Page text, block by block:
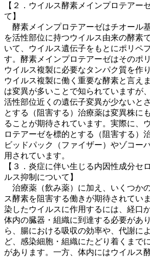
【２．ウイルス酵素メインプロテアー
て】
酵素メインプロテアーゼはチオール
を活性部位に持つウイルス由来の酵素
いて、ウイルス遺伝子をもとにポリペ
す。酵素メインプロテアーゼはそのポ
ウイルス複製に必要なタンパク質を作
ウイルス複製に働く重要な酵素と言え
は変異が多いことで知られていますが
活性部位近くの遺伝子変異が少ないと
とする（阻害する）治療薬は変異株に
ることが期待されています。実際に、
ロテアーゼを標的とする（阻害する）
ビッドパック（ファイザー）やゾコー
用されています。
【３．炎症に伴い生じる内因性成分セ
ルス抑制について】
治療薬（飲み薬）に加え、いくつか
ス酵素を阻害する働きが期待されてい
染したウイルスに作用するには、経口
体内の臓器・組織に到達する必要があ
ら、腸における吸収の効率や、代謝に
ど、感染細胞・組織にたどり着くまで
があります。一方、体内にはウイルス